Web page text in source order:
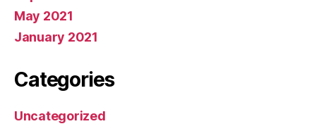
May 2021
January 2021
Categories
Uncategorized